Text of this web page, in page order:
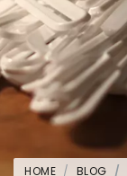
HOME BLOG